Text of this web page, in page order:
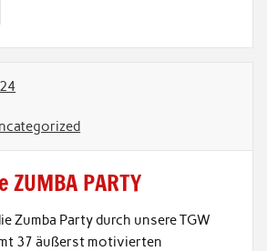
PARTY
Zumba Party durch unsere TGW
37 äußerst motivierten